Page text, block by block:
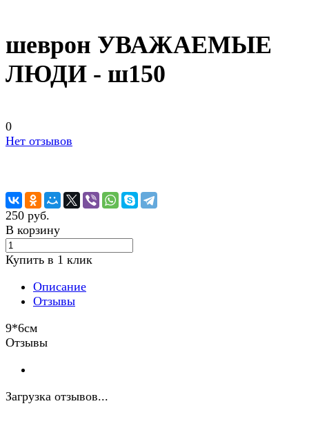
шеврон УВАЖАЕМЫЕ
ЛЮДИ - ш150
0
Нет отзывов
250 руб.
В корзину
Купить в 1 клик
Описание
Отзывы
9*6см
Отзывы
Загрузка отзывов...